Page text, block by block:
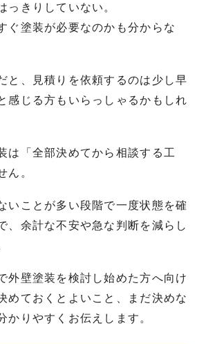
っきりしていない。
ぐ塗装が必要なのかも分からな
と、見積りを依頼するのは少し早
感じる方もいらっしゃるかもしれ
は「全部決めてから相談する工
ん。
いことが多い段階で一度状態を確
、余計な不安や急な判断を減らし
外壁塗装を検討し始めた方へ向け
めておくとよいこと、まだ決めな
かりやすくお伝えします。